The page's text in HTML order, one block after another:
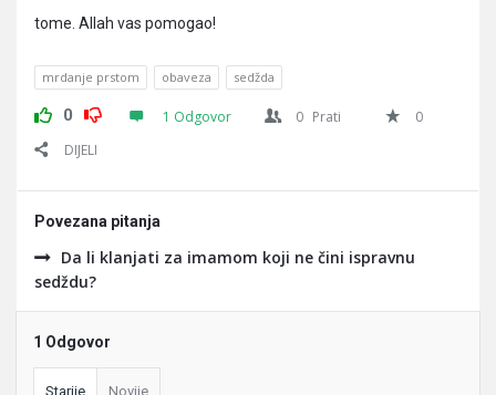
tome. Allah vas pomogao!
mrdanje prstom obaveza sedžda
0 1 Odgovor 0 Prati
0
DIJELI
Povezana pitanja
Da li klanjati za imamom koji ne čini ispravnu
sedždu?
1 Odgovor
Starije Novije